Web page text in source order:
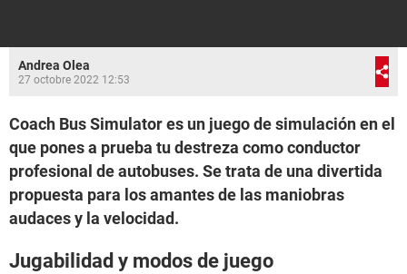
Andrea Olea
27 octobre 2022 12:53
Coach Bus Simulator es un juego de simulación en el
que pones a prueba tu destreza como conductor
profesional de autobuses. Se trata de una divertida
propuesta para los amantes de las maniobras
audaces y la velocidad.
Jugabilidad y modos de juego